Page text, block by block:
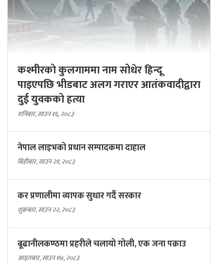
कश्मीरको कुलगाममा नाम सोधेर हिन्दू
पाइएपछि भीडबाट अलग गराएर आतंकवादीद्वारा
दुई युवकको हत्या
शनिबार, साउन १६, २०८३
नेपाल लाइभको प्रधान सम्पादकमा दाहाल
बिहीबार, साउन २१, २०८३
कर प्रणालीमा व्यापक सुधार गर्दै सरकार
शुक्रबार, साउन २२, २०८३
बूढानीलकण्ठमा प्रहरीले चलायो गोली, एक जना पक्राउ
आइतबार, साउन १७, २०८३